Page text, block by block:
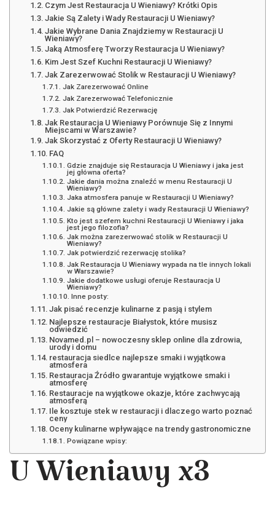
Czym Jest Restauracja U Wieniawy? Krótki Opis
Jakie Są Zalety i Wady Restauracji U Wieniawy?
Jakie Wybrane Dania Znajdziemy w Restauracji U
Wieniawy?
Jaką Atmosferę Tworzy Restauracja U Wieniawy?
Kim Jest Szef Kuchni Restauracji U Wieniawy?
Jak Zarezerwować Stolik w Restauracji U Wieniawy?
Jak Zarezerwować Online
Jak Zarezerwować Telefonicznie
Jak Potwierdzić Rezerwację
Jak Restauracja U Wieniawy Porównuje Się z Innymi
Miejscami w Warszawie?
Jak Skorzystać z Oferty Restauracji U Wieniawy?
FAQ
Gdzie znajduje się Restauracja U Wieniawy i jaka jest
jej główna oferta?
Jakie dania można znaleźć w menu Restauracji U
Wieniawy?
Jaka atmosfera panuje w Restauracji U Wieniawy?
Jakie są główne zalety i wady Restauracji U Wieniawy?
Kto jest szefem kuchni Restauracji U Wieniawy i jaka
jest jego filozofia?
Jak można zarezerwować stolik w Restauracji U
Wieniawy?
Jak potwierdzić rezerwację stolika?
Jak Restauracja U Wieniawy wypada na tle innych lokali
w Warszawie?
Jakie dodatkowe usługi oferuje Restauracja U
Wieniawy?
Inne posty:
Jak pisać recenzje kulinarne z pasją i stylem
Najlepsze restauracje Białystok, które musisz
odwiedzić
Novamed.pl – nowoczesny sklep online dla zdrowia,
urody i domu
restauracja siedlce najlepsze smaki i wyjątkowa
atmosfera
Restauracja Źródło gwarantuje wyjątkowe smaki i
atmosferę
Restauracje na wyjątkowe okazje, które zachwycają
atmosferą
Ile kosztuje stek w restauracji i dlaczego warto poznać
ceny
Oceny kulinarne wpływające na trendy gastronomiczne
Powiązane wpisy:
U Wieniawy x3